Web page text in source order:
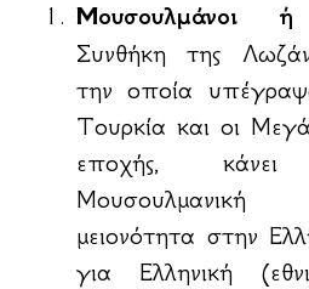
Μουσουλμάνοι
Συνθήκη της
την οποία
Τουρκία και οι
εποχής,
Μουσουλμανική
μειονότητα στην
για Ελληνική